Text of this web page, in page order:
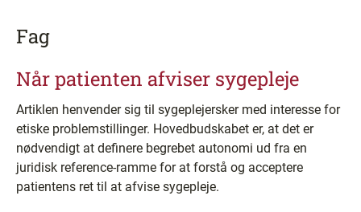
Fag
Når patienten afviser sygepleje
Artiklen henvender sig til sygeplejersker med interesse for
etiske problemstillinger. Hovedbudskabet er, at det er
nødvendigt at definere begrebet autonomi ud fra en
juridisk reference-ramme for at forstå og acceptere
patientens ret til at afvise sygepleje.